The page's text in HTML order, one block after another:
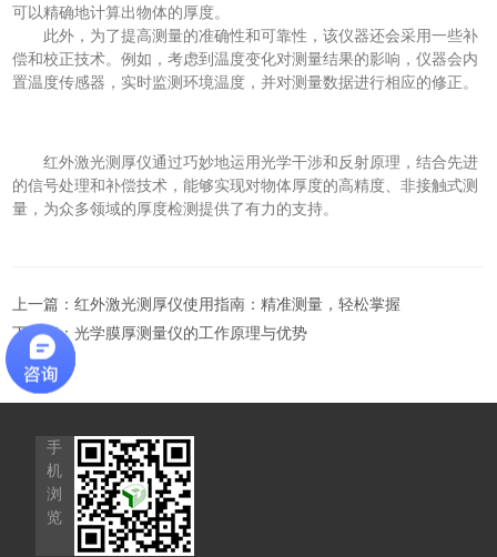
可以精确地计算出物体的厚度。
此外，为了提高测量的准确性和可靠性，该仪器还会采用一些补
偿和校正技术。例如，考虑到温度变化对测量结果的影响，仪器会内
置温度传感器，实时监测环境温度，并对测量数据进行相应的修正。
红外激光测厚仪通过巧妙地运用光学干涉和反射原理，结合先进
的信号处理和补偿技术，能够实现对物体厚度的高精度、非接触式测
量，为众多领域的厚度检测提供了有力的支持。
上一篇：红外激光测厚仪使用指南：精准测量，轻松掌握
下一篇：光学膜厚测量仪的工作原理与优势
手
机
浏
览